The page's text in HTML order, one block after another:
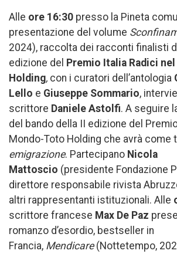
Alle ore 16:30 presso la Pineta
presentazione del volume
2024), raccolta dei racconti finalisti
edizione del Premio Italia Radici
Holding, con i curatori dell’antologia
Lello e Giuseppe Sommario,
scrittore Daniele Astolfi. A seguire
del bando della II edizione del
Mondo-Toto Holding che avrà come
emigrazione. Partecipano Nicola
Mattoscio (presidente Fondazione
direttore responsabile rivista
altri rappresentanti istituzionali. Alle
scrittore francese Max De Paz
romanzo d’esordio, bestseller in
Francia, Mendicare(Nottetempo,